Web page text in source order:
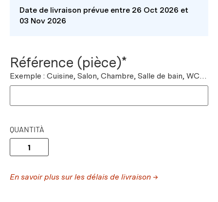
Date de livraison prévue entre 26 Oct 2026 et
03 Nov 2026
Référence (pièce)*
Exemple : Cuisine, Salon, Chambre, Salle de bain, WC…
QUANTITÀ
En savoir plus sur les délais de livraison →